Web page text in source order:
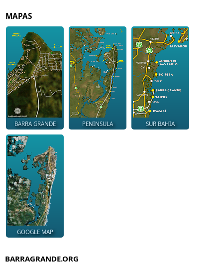
MAPAS
BARRA GRANDE PENINSULA SUR BAHIA
GOOGLE MAP
BARRAGRANDE.ORG